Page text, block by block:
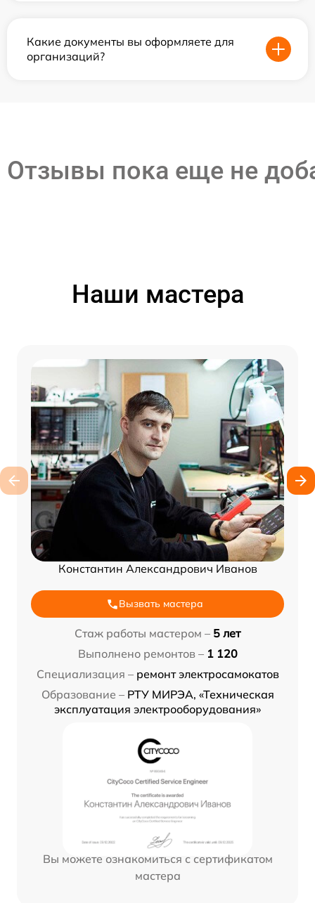
Какие документы вы оформляете для
организаций?
Отзывы пока еще не
Наши мастера
Константин Александрович Иванов
Вызвать мастера
Стаж работы мастером – 5 лет
Выполнено ремонтов – 1 120
Специализация – ремонт электросамокатов
Образование – РТУ МИРЭА, «Техническая
эксплуатация электрооборудования»
Вы можете ознакомиться с сертификатом
мастера